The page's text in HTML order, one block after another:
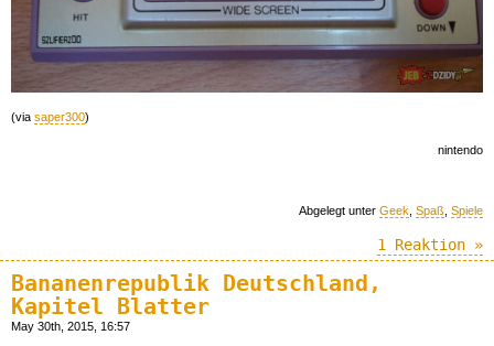
(via saper300)
nintendo
Abgelegt unter Geek Spaß Spiele
1 Reaktion »
Bananenrepublik Deutschland,
Kapitel Blatter
May 30th, 2015, 16:57